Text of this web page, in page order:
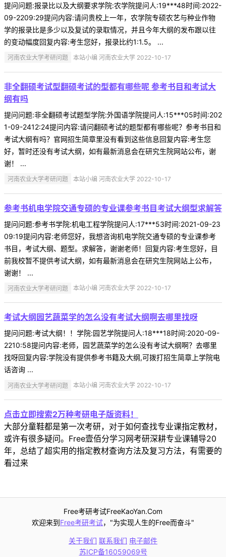
提问问题:报录比以及大纲要求学院:农学院提问人:19***48时间:2022-
09-2209:29提问内容:请问贵校上一年，农学院专硕农艺与种业作物
学的报录比是多少以及复试的录取情况，并且今年大纲的发布跟以往
的变动幅度回复内容:考生您好，报录比约1:1.5。 ...
河南农业大学考研问题 本站小编 河南农业大学 2022-10-17
非全翻硕考试型翻硕考试的型都有哪些呢 参考书目和考试大
纲有吗
提问问题:非全翻硕考试题型学院:外国语学院提问人:15***05时间:202
1-09-2412:24提问内容:请问翻硕考试的题型都有哪些呢？参考书目和
考试大纲有吗？官网招生简章里没有看到这些信息回复内容:考生您
好，暂时还没有考试大纲，如有最新消息会在研究生院网站公布，谢
谢！ ...
河南农业大学考研问题 本站小编 河南农业大学 2022-10-17
参考书机电学院交通专硕的专业课参考书目考试大纲型求解答
提问问题:参考书学院:机电工程学院提问人:17***53时间:2021-09-23
09:19提问内容:老师您好，我想咨询机电学院交通专硕的专业课参考
书目，考试大纲、题型。求解答，谢谢老师！回复内容:考生您好，目
前我校暂不提供考试大纲，如有最新消息会在研究生院网站上公布，
谢谢！ ...
河南农业大学考研问题 本站小编 河南农业大学 2022-10-17
考试大纲园艺蔬菜学的怎么没有考试大纲啊去哪里找呀
提问问题:考试大纲！！学院:园艺学院提问人:18***18时间:2020-09-
2210:58提问内容:老师，园艺蔬菜学的怎么没有考试大纲啊？去哪里
找呀回复内容:学院没有提供参考书籍及大纲,可拨打招生简章上学院电
话咨询 ...
河南农业大学考研问题 本站小编 河南农业大学 2022-10-17
点击立即搜索2万种考研电子版资料！
大部分童鞋都是第一次考研，对于如何查找专业课指定教材，
或许有很多疑问。Free壹佰分学习网考研深耕专业课辅导20
年，总结了超实用的指定教材查询方法及复习方法，有需要的
看过来
Free考研考试FreeKaoYan.Com
欢迎来到Free考研考试，"为实现人生的Free而奋斗"
关于我们 联系我们 电子邮件
苏ICP备16059069号